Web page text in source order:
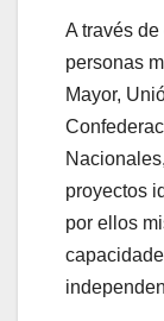
A través
personas
Mayor,
proyectos
por ellos